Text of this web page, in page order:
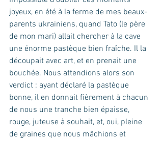
joyeux, en été à la ferme de mes beaux-
parents ukrainiens, quand Tato (le père
de mon mari) allait chercher à la cave
une énorme pastèque bien fraîche. Il la
découpait avec art, et en prenait une
bouchée. Nous attendions alors son
verdict : ayant déclaré la pastèque
bonne, il en donnait fièrement à chacun
de nous une tranche bien épaisse,
rouge, juteuse à souhait, et, oui, pleine
de graines que nous mâchions et